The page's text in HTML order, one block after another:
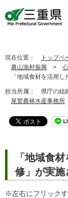
現在位置： トップペ
農山漁村振興 >
「地域食材を活用し
担当所属： 県庁の
尾鷲農林水産事務所
「地域食
修」が実施
※左右にフリックす